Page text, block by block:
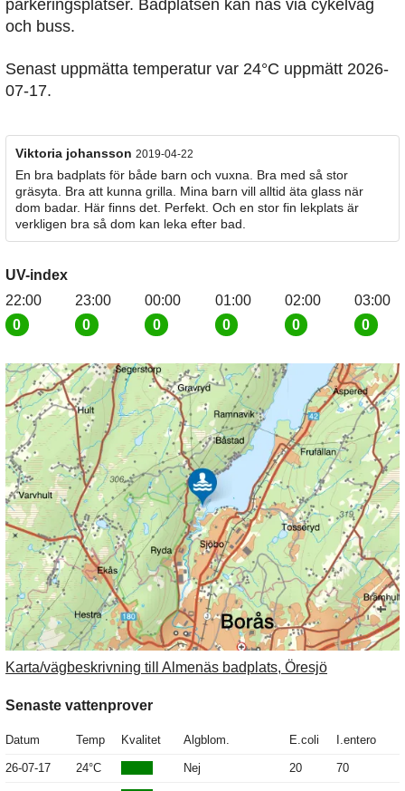
parkeringsplatser. Badplatsen kan nås via cykelväg
och buss.
Senast uppmätta temperatur var 24°C uppmätt 2026-
07-17.
Viktoria johansson 2019-04-22
En bra badplats för både barn och vuxna. Bra med så stor
gräsyta. Bra att kunna grilla. Mina barn vill alltid äta glass när
dom badar. Här finns det. Perfekt. Och en stor fin lekplats är
verkligen bra så dom kan leka efter bad.
UV-index
22:00
0
23:00
0
00:00
0
01:00
0
02:00
0
03:00
0
Karta/vägbeskrivning till Almenäs badplats, Öresjö
Senaste vattenprover
Datum Temp Kvalitet Algblom. E.coli I.entero
26-07-17 24°C Nej 20 70